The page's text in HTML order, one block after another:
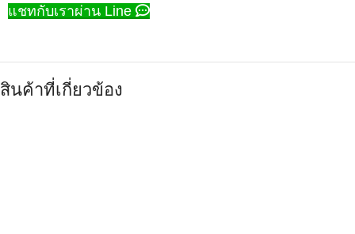
แชทกับเราผ่าน Line
สินค้าที่เกี่ยวข้อง